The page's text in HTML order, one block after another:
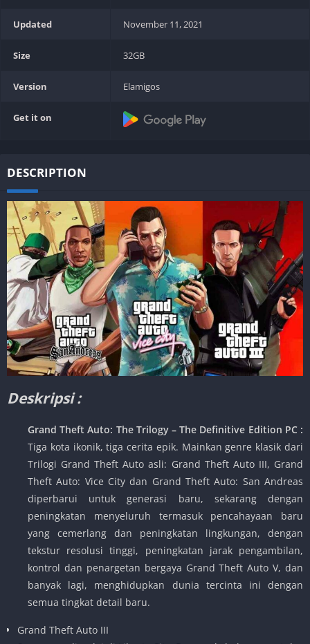
Updated November 11, 2021
Size 32GB
Version Elamigos
Get it on
DESCRIPTION
Deskripsi :
Grand Theft Auto: The Trilogy – The Definitive Edition PC :
Tiga kota ikonik, tiga cerita epik. Mainkan genre klasik dari
Trilogi Grand Theft Auto asli: Grand Theft Auto III, Grand
Theft Auto: Vice City dan Grand Theft Auto: San Andreas
diperbarui untuk generasi baru, sekarang dengan
peningkatan menyeluruh termasuk pencahayaan baru
yang cemerlang dan peningkatan lingkungan, dengan
tekstur resolusi tinggi, peningkatan jarak pengambilan,
kontrol dan penargetan bergaya Grand Theft Auto V, dan
banyak lagi, menghidupkan dunia tercinta ini dengan
semua tingkat detail baru.
Grand Theft Auto III